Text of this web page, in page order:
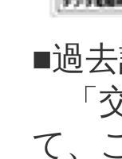
■過
「
て、